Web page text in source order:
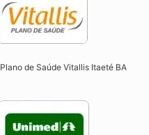
Plano de Saúde Vitallis Itaeté BA